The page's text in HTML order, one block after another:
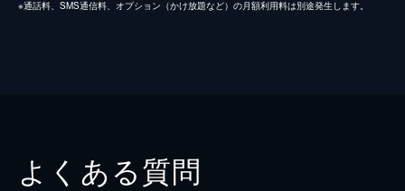
※通話料、SMS通信料、オプション（かけ放題など）の月額利用料は別途発生します。
よくある質問